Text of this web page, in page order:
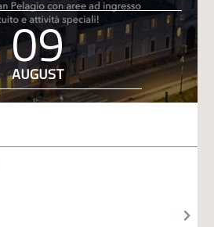
09
AUGUST